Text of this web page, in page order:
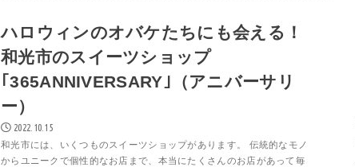
ハロウィンのオバケたちにも会える！
和光市のスイーツショップ
｢365ANNIVERSARY｣（アニバーサリ
ー）
2022.10.15
和光市には、いくつものスイーツショップがあります。 伝統的なモノ
からユニークで個性的なお店まで、本当にたくさんのお店があって毎